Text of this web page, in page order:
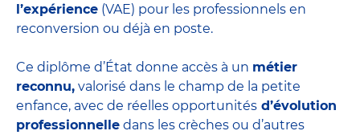
l’expérience (VAE) pour les professionnels en
reconversion ou déjà en poste.
Ce diplôme d’État donne accès à un métier
reconnu, valorisé dans le champ de la petite
enfance, avec de réelles opportunités d’évolution
professionnelle dans les crèches ou d’autres